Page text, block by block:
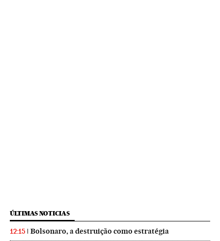
ÚLTIMAS NOTICIAS
12:15 Bolsonaro, a destruição como estratégia